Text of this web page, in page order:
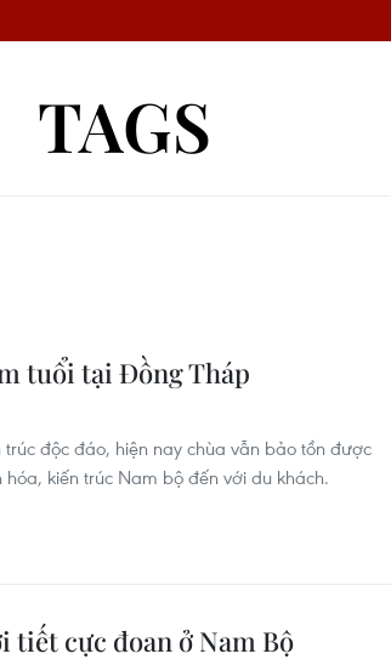
TAGS
tuổi tại Đồng Tháp
độc đáo, hiện nay chùa vẫn bảo tồn được
kiến trúc Nam bộ đến với du khách.
tiết cực đoan ở Nam Bộ